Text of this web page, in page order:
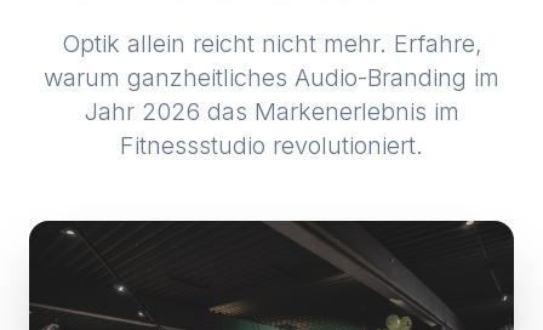
Optik allein reicht nicht mehr. Erfahre,
warum ganzheitliches Audio-Branding im
Jahr 2026 das Markenerlebnis im
Fitnessstudio revolutioniert.